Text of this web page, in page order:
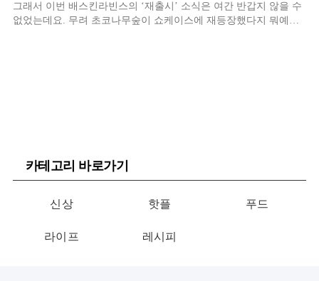
그래서 이번 배스킨라빈스의 ‘재출시’ 소식은 여간 반갑지 않을 수
없었는데요. 무려 초코나무숲이 쇼케이스에 재등장했다지 뭐예요.
카테고리 바로가기
신상 핫플 푸드
라이프 레시피